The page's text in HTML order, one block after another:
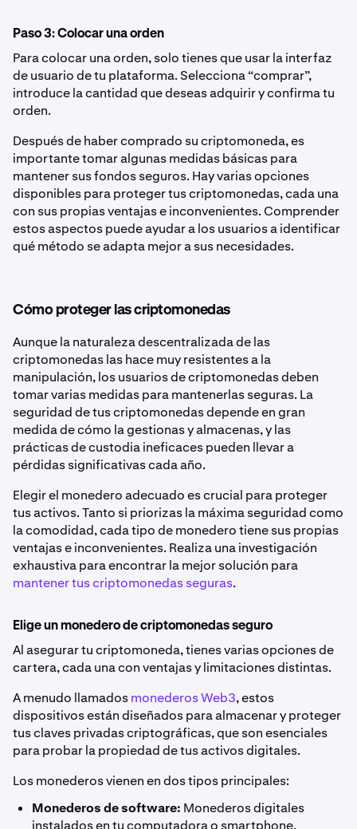
Paso 3: Colocar una orden
Para colocar una orden, solo tienes que usar la interfaz
de usuario de tu plataforma. Selecciona “comprar”,
introduce la cantidad que deseas adquirir y confirma tu
orden.
Después de haber comprado su criptomoneda, es
importante tomar algunas medidas básicas para
mantener sus fondos seguros. Hay varias opciones
disponibles para proteger tus criptomonedas, cada una
con sus propias ventajas e inconvenientes. Comprender
estos aspectos puede ayudar a los usuarios a identificar
qué método se adapta mejor a sus necesidades.
Cómo proteger las criptomonedas
Aunque la naturaleza descentralizada de las
criptomonedas las hace muy resistentes a la
manipulación, los usuarios de criptomonedas deben
tomar varias medidas para mantenerlas seguras. La
seguridad de tus criptomonedas depende en gran
medida de cómo la gestionas y almacenas, y las
prácticas de custodia ineficaces pueden llevar a
pérdidas significativas cada año.
Elegir el monedero adecuado es crucial para proteger
tus activos. Tanto si priorizas la máxima seguridad como
la comodidad, cada tipo de monedero tiene sus propias
ventajas e inconvenientes. Realiza una investigación
exhaustiva para encontrar la mejor solución para
mantener tus criptomonedas seguras.
Elige un monedero de criptomonedas seguro
Al asegurar tu criptomoneda, tienes varias opciones de
cartera, cada una con ventajas y limitaciones distintas.
A menudo llamadosmonederos Web3, estos
dispositivos están diseñados para almacenar y proteger
tus claves privadas criptográficas, que son esenciales
para probar la propiedad de tus activos digitales.
Los monederos vienen en dos tipos principales:
Monederos de software: Monederos digitales
instalados en tu computadora o smartphone.